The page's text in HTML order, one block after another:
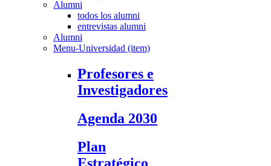
Alumni
todos los alumni
entrevistas alumni
Alumni
Menu-Universidad (item)
Profesores e
Investigadores
Agenda 2030
Plan
Estratégico